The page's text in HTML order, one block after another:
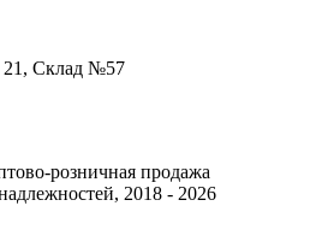
21, Склад №57
розничная продажа
2018 - 2026